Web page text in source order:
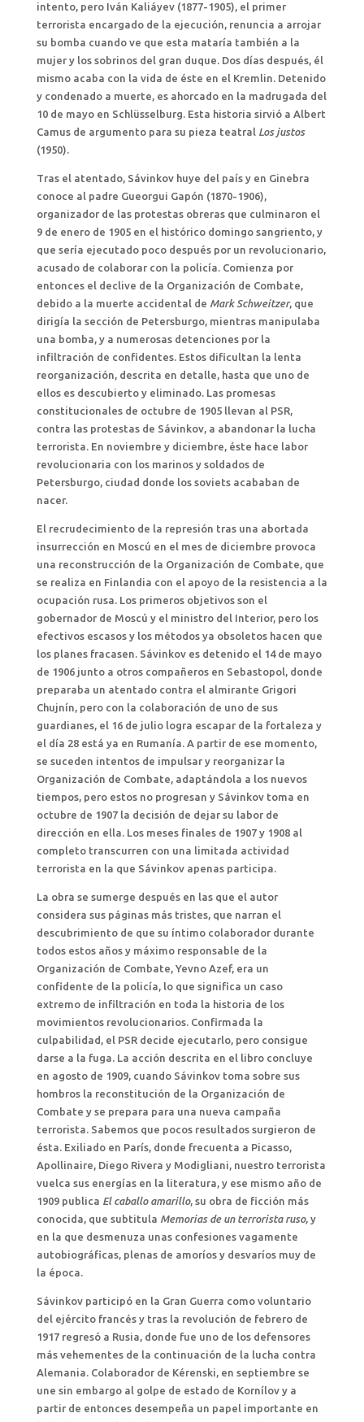
intento, pero Iván Kaliáyev (1877-1905), el primer
terrorista encargado de la ejecución, renuncia a arrojar
su bomba cuando ve que esta mataría también a la
mujer y los sobrinos del gran duque. Dos días después, él
mismo acaba con la vida de éste en el Kremlin. Detenido
y condenado a muerte, es ahorcado en la madrugada del
10 de mayo en Schlüsselburg. Esta historia sirvió a Albert
Camus de argumento para su pieza teatral Los justos
(1950).
Tras el atentado, Sávinkov huye del país y en Ginebra
conoce al padre Gueorgui Gapón (1870-1906),
organizador de las protestas obreras que culminaron el
9 de enero de 1905 en el histórico domingo sangriento, y
que sería ejecutado poco después por un revolucionario,
acusado de colaborar con la policía. Comienza por
entonces el declive de la Organización de Combate,
debido a la muerte accidental de Mark Schweitzer, que
dirigía la sección de Petersburgo, mientras manipulaba
una bomba, y a numerosas detenciones por la
infiltración de confidentes. Estos dificultan la lenta
reorganización, descrita en detalle, hasta que uno de
ellos es descubierto y eliminado. Las promesas
constitucionales de octubre de 1905 llevan al PSR,
contra las protestas de Sávinkov, a abandonar la lucha
terrorista. En noviembre y diciembre, éste hace labor
revolucionaria con los marinos y soldados de
Petersburgo, ciudad donde los soviets acababan de
nacer.
El recrudecimiento de la represión tras una abortada
insurrección en Moscú en el mes de diciembre provoca
una reconstrucción de la Organización de Combate, que
se realiza en Finlandia con el apoyo de la resistencia a la
ocupación rusa. Los primeros objetivos son el
gobernador de Moscú y el ministro del Interior, pero los
efectivos escasos y los métodos ya obsoletos hacen que
los planes fracasen. Sávinkov es detenido el 14 de mayo
de 1906 junto a otros compañeros en Sebastopol, donde
preparaba un atentado contra el almirante Grigori
Chujnín, pero con la colaboración de uno de sus
guardianes, el 16 de julio logra escapar de la fortaleza y
el día 28 está ya en Rumanía. A partir de ese momento,
se suceden intentos de impulsar y reorganizar la
Organización de Combate, adaptándola a los nuevos
tiempos, pero estos no progresan y Sávinkov toma en
octubre de 1907 la decisión de dejar su labor de
dirección en ella. Los meses finales de 1907 y 1908 al
completo transcurren con una limitada actividad
terrorista en la que Sávinkov apenas participa.
La obra se sumerge después en las que el autor
considera sus páginas más tristes, que narran el
descubrimiento de que su íntimo colaborador durante
todos estos años y máximo responsable de la
Organización de Combate, Yevno Azef, era un
confidente de la policía, lo que significa un caso
extremo de infiltración en toda la historia de los
movimientos revolucionarios. Confirmada la
culpabilidad, el PSR decide ejecutarlo, pero consigue
darse a la fuga. La acción descrita en el libro concluye
en agosto de 1909, cuando Sávinkov toma sobre sus
hombros la reconstitución de la Organización de
Combate y se prepara para una nueva campaña
terrorista. Sabemos que pocos resultados surgieron de
ésta. Exiliado en París, donde frecuenta a Picasso,
Apollinaire, Diego Rivera y Modigliani, nuestro terrorista
vuelca sus energías en la literatura, y ese mismo año de
1909 publica El caballo amarillo, su obra de ficción más
conocida, que subtitula Memorias de un terrorista ruso,y
en la que desmenuza unas confesiones vagamente
autobiográficas, plenas de amoríos y desvaríos muy de
la época.
Sávinkov participó en la Gran Guerra como voluntario
del ejército francés y tras la revolución de febrero de
1917 regresó a Rusia, donde fue uno de los defensores
más vehementes de la continuación de la lucha contra
Alemania. Colaborador de Kérenski, en septiembre se
une sin embargo al golpe de estado de Kornílov y a
partir de entonces desempeña un papel importante en